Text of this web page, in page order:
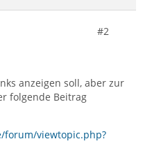
#2
anzeigen soll, aber zur
folgende Beitrag
viewtopic.php?